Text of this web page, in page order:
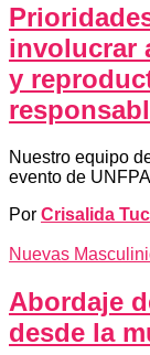
involucrar
y
Nuestro equipo
evento de
Por Crisalida
Nuevas
Abordaje
desde la